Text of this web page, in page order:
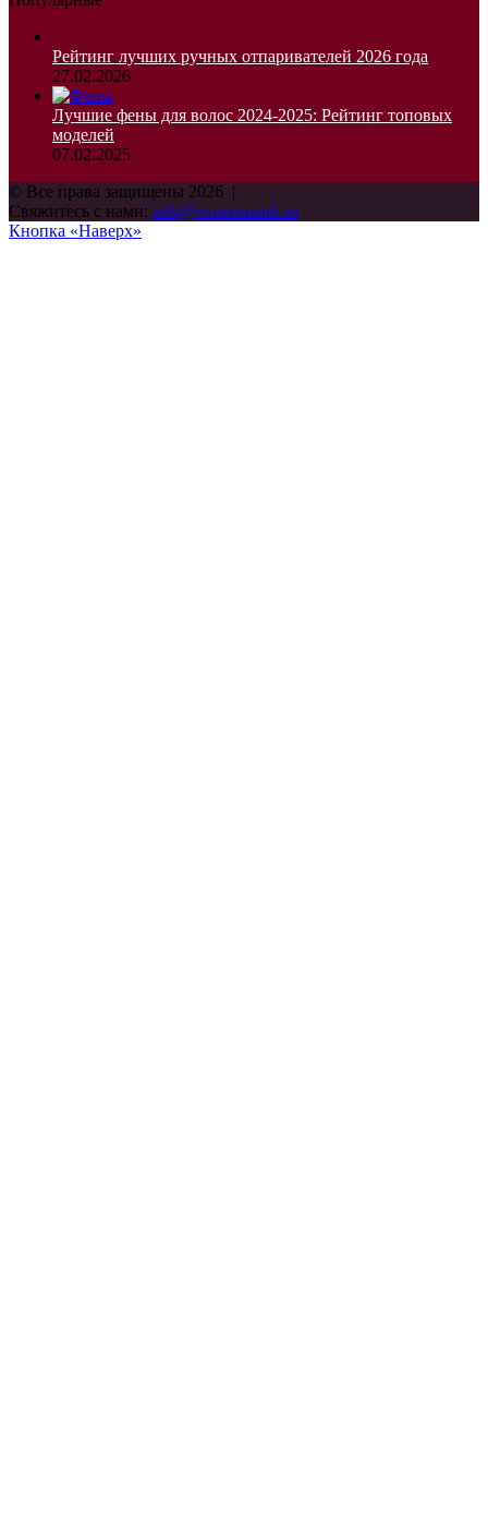
Рейтинг лучших ручных отпаривателей 2026 года
27.02.2026
Лучшие фены для волос 2024-2025: Рейтинг топовых
моделей
07.02.2025
© Все права защищены 2026 |
Свяжитесь с нами: info@expertsmark.ru
Кнопка «Наверх»